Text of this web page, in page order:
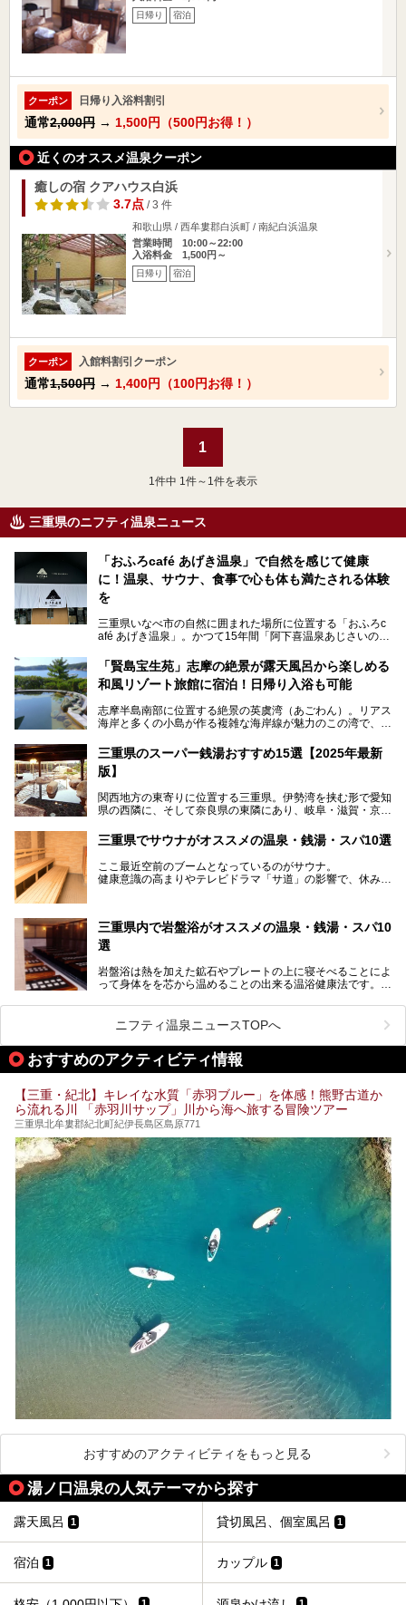
日帰り 宿泊
クーポン 日帰り入浴料割引
通常2,000円 → 1,500円（500円お得！）
近くのオススメ温泉クーポン
癒しの宿 クアハウス白浜
3.7点/ 3 件
和歌山県 / 西牟婁郡白浜町 / 南紀白浜温泉
営業時間 10:00～22:00
入浴料金 1,500円～
日帰り 宿泊
クーポン 入館料割引クーポン
通常1,500円 → 1,400円（100円お得！）
1
1 件中 1件～1件を表示
三重県のニフティ温泉ニュース
「おふろcafé あげき温泉」で自然を感じて健康
に！温泉、サウナ、食事で心も体も満たされる体験
を
三重県いなべ市の自然に囲まれた場所に位置する「おふろc
afé あげき温泉」。かつて15年間「阿下喜温泉あじさいの
泊が楽しめる施設として2024年4月に新しく生まれ変わりま
した！
ていた施設……。今回は、地元の方から観光客まで楽しめる
「おふろcafé あげき温泉」をじっくりご紹介していきま
「賢島宝生苑」志摩の絶景が露天風呂から楽しめる
和風リゾート旅館に宿泊！日帰り入浴も可能
志摩半島南部に位置する絶景の英虞湾（あごわん）。リアス
海岸と多くの小島が作る複雑な海岸線が魅力のこの湾で、最
らも英虞湾が一望できる人気の旅館「賢島宝生苑（かしこじ
まほうじょうえん）」をご紹介します。日帰り入浴もできま
すよ！
───
提供元：賢島宝生苑【PR】
三重県のスーパー銭湯おすすめ15選【2025年最新
版】
関西地方の東寄りに位置する三重県。伊勢湾を挟む形で愛知
県の西隣に、そして奈良県の東隣にあり、岐阜・滋賀・京
伊勢神宮を擁する伊勢志摩や、世界遺産に登録された熊野古
道をはじめ、鳥羽水族館、忍者の里・伊賀、鈴鹿サーキッ
ト、松坂牛に伊勢海老……と、観光＆グルメの宝庫です。
東からも西からも訪れやすい三重県には、ハイクオリティな
スーパー銭湯がたくさん！お風呂も食事もコスパもいい、お
三重県でサウナがオススメの温泉・銭湯・スパ10選
ここ最近空前のブームとなっているのがサウナ。
健康意識の高まりやテレビドラマ「サ道」の影響で、休みの
いサウナのある温泉や銭湯、スパをご紹介。
気軽に立ち寄れてリラックス効果の高いサウナで、日頃の疲
れをリフレッシュしませんか？
三重県内で岩盤浴がオススメの温泉・銭湯・スパ10
選
岩盤浴は熱を加えた鉱石やプレートの上に寝そべることによ
って身体をを芯から温めることの出来る温浴健康法です。じ
果だけではなく、代謝が高まり健康や美容にも良い影響が期
待できます。今回はそんな岩盤浴にこだわった、三重県内の
オススメ温泉・銭湯・スパ10ヶ所を紹介させていただきま
す。
ニフティ温泉ニュースTOPへ
おすすめのアクティビティ情報
【三重・紀北】キレイな水質「赤羽ブルー」を体感！熊野古道か
ら流れる川 「赤羽川サップ」川から海へ旅する冒険ツアー
三重県北牟婁郡紀北町紀伊長島区島原771
おすすめのアクティビティをもっと見る
湯ノ口温泉の人気テーマから探す
露天風呂 1 貸切風呂、個室風呂 1
宿泊 1 カップル 1